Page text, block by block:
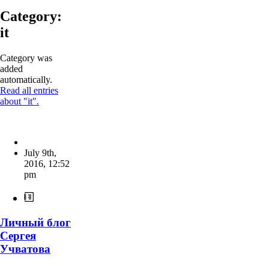
Category:
it
Category was
added
automatically.
Read all entries
about "it".
July 9th,
2016, 12:52
pm
Личный блог
Сергея
Учватова